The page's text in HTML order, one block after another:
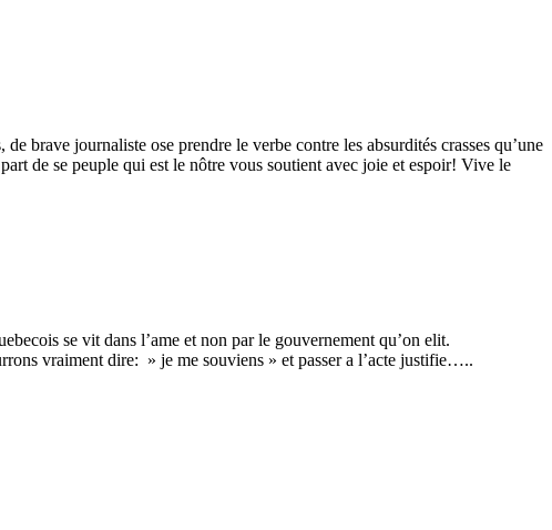
brave journaliste ose prendre le verbe contre les absurdités crasses qu’une
de se peuple qui est le nôtre vous soutient avec joie et espoir! Vive le
se vit dans l’ame et non par le gouvernement qu’on elit.
vraiment dire: » je me souviens » et passer a l’acte justifie…..